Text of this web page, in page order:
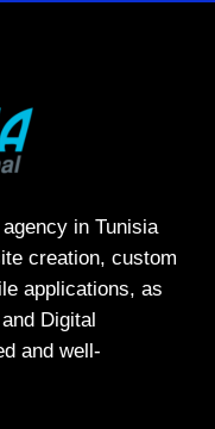
in Tunisia
creation, custom
applications, as
Digital
and well-